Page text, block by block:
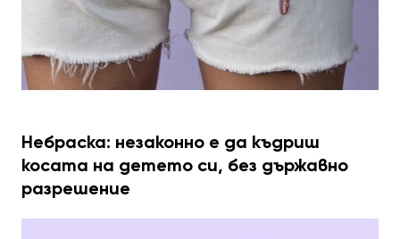
Небраска: незаконно е да къдриш
косата на детето си, без държавно
разрешение